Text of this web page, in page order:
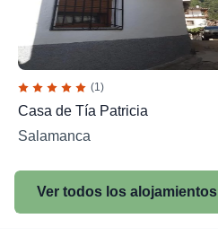
(1)
Casa de Tía Patricia
Salamanca
Ver todos los alojamientos